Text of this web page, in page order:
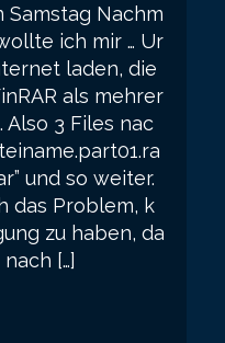
Samstag Nachm
ich mir … Ur
laden, die
als mehrer
3 Files nac
und so weiter.
das Problem, k
zu haben, da
[…]